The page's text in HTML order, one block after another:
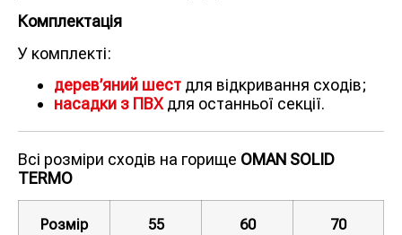
Комплектація
У комплекті:
дерев’яний шест для відкривання сходів;
насадки з ПВХдля останньої секції.
Всі розміри сходів на горище OMAN SOLID
TERMO
Розмір 55 60 70